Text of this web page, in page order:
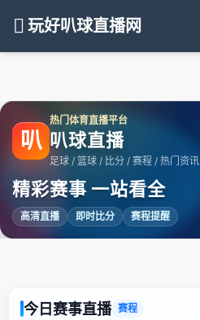
玩好叭球直播网
叭
热门体育直播平台
叭球直播
足球 / 篮球 / 比分 / 赛程 / 热门资讯
精彩赛事 一站看全
高清直播 即时比分 赛程提醒